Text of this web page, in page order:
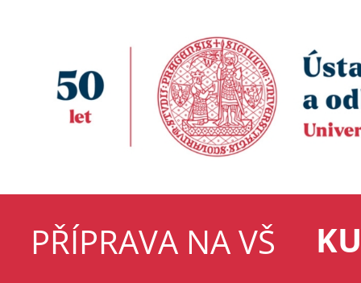
PŘÍPRAVA NA VŠ